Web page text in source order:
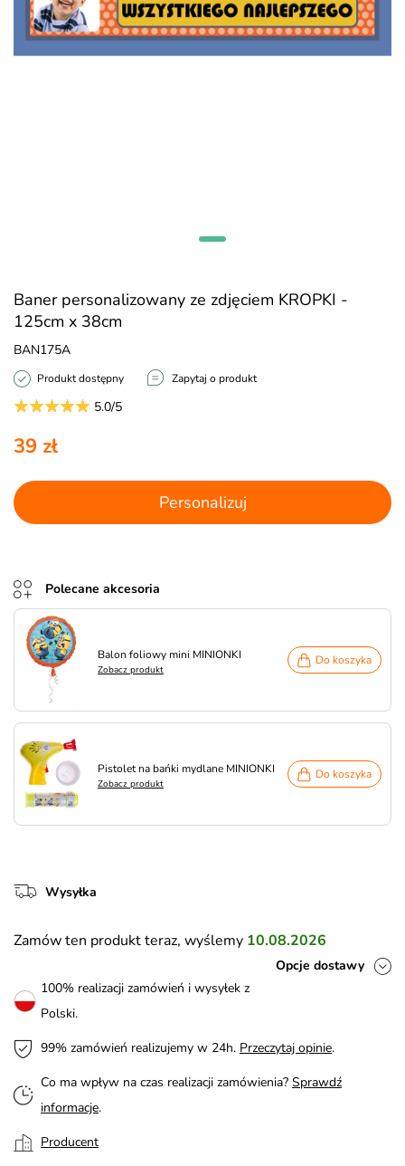
Baner personalizowany ze zdjęciem KROPKI -
125cm x 38cm
BAN175A
Produkt dostępny Zapytaj o produkt
5.0/5
39 zł
Personalizuj
Polecane akcesoria
Balon foliowy mini MINIONKI
Zobacz produkt
Do koszyka
Pistolet na bańki mydlane MINIONKI
Zobacz produkt
Do koszyka
Wysyłka
Zamów ten produkt teraz, wyślemy 10.08.2026
Opcje dostawy
100% realizacji zamówień i wysyłek z
Polski.
99% zamówień realizujemy w 24h. Przeczytaj opinie.
Co ma wpływ na czas realizacji zamówienia? Sprawdź
informacje.
Producent